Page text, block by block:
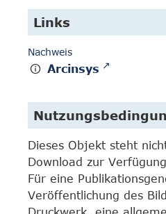
Links
Nachweis
Arcinsys
Dieses Objekt steht
Download zur
Für eine
Veröffentlichung des